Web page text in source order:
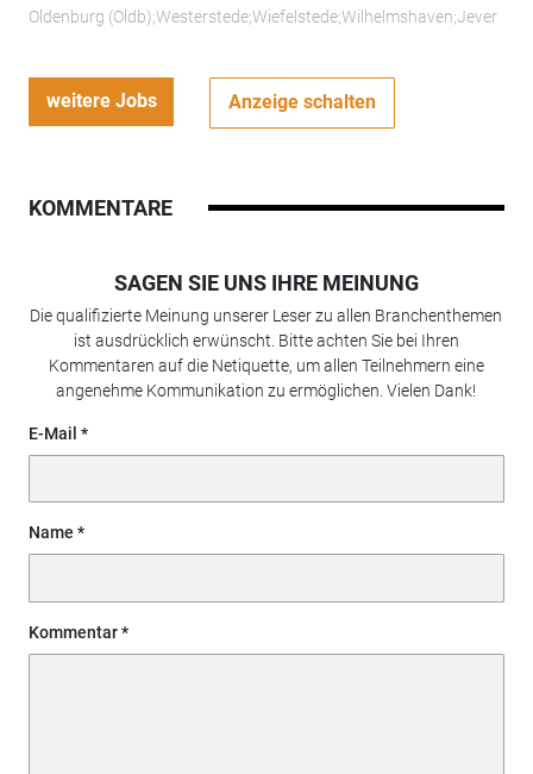
Oldenburg (Oldb);Westerstede;Wiefelstede;Wilhelmshaven;Jever
weitere Jobs Anzeige schalten
KOMMENTARE
SAGEN SIE UNS IHRE MEINUNG
Die qualifizierte Meinung unserer Leser zu allen Branchenthemen
ist ausdrücklich erwünscht. Bitte achten Sie bei Ihren
Kommentaren auf die Netiquette, um allen Teilnehmern eine
angenehme Kommunikation zu ermöglichen. Vielen Dank!
E-Mail
Name
Kommentar